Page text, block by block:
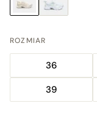
ROZMIAR
36
39